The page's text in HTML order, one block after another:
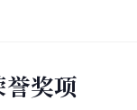
誉奖项